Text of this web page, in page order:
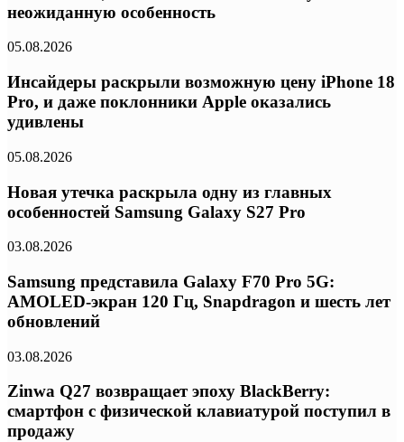
неожиданную особенность
05.08.2026
Инсайдеры раскрыли возможную цену iPhone 18
Pro, и даже поклонники Apple оказались
удивлены
05.08.2026
Новая утечка раскрыла одну из главных
особенностей Samsung Galaxy S27 Pro
03.08.2026
Samsung представила Galaxy F70 Pro 5G:
AMOLED-экран 120 Гц, Snapdragon и шесть лет
обновлений
03.08.2026
Zinwa Q27 возвращает эпоху BlackBerry:
смартфон с физической клавиатурой поступил в
продажу